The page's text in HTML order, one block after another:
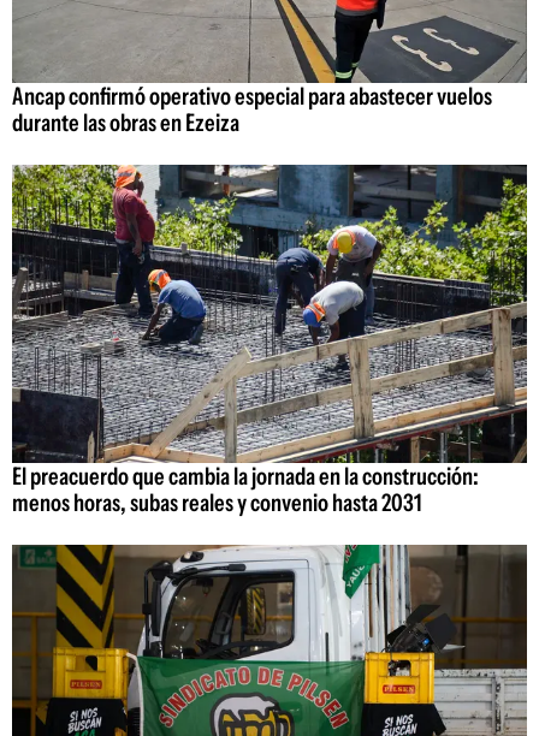
Ancap confirmó operativo especial para abastecer vuelos
durante las obras en Ezeiza
El preacuerdo que cambia la jornada en la construcción:
menos horas, subas reales y convenio hasta 2031